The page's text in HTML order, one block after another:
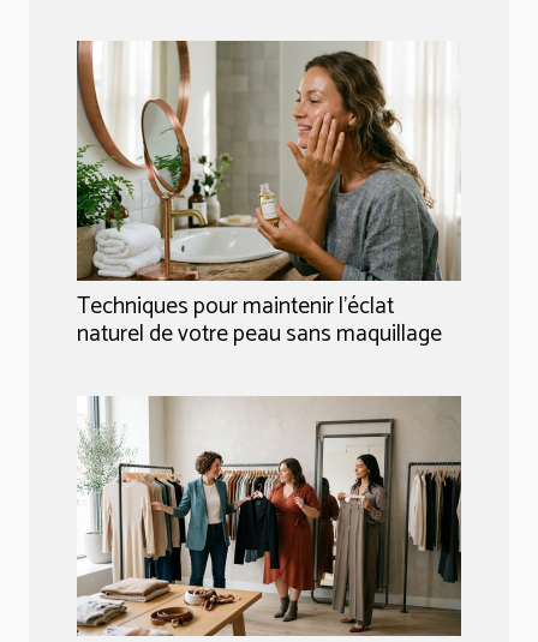
Techniques pour maintenir l'éclat
naturel de votre peau sans maquillage